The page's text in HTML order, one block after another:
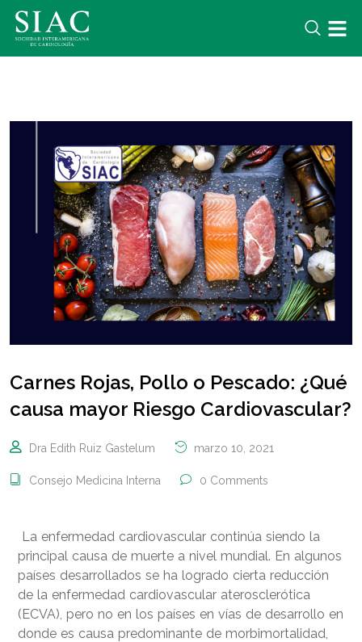
Carnes Rojas, Pollo o Pescado: ¿Qué
causa mayor Riesgo Cardiovascular?
Dra Edith Ruiz Gastelum marzo 10, 2021
Consejo Medicina Interna 0 Comments
La enfermedad cardiovascular continúa siendo la
principal causa de muerte a nivel mundial. En algunos
países desarrollados se ha logrado cierta reducción
de la enfermedad cardiovascular aterosclerótica
(ECVA), pero no en los países en vías de desarrollo en
donde es causa predominante de morbimortalidad,